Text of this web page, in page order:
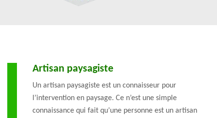
Artisan paysagiste
Un artisan paysagiste est un connaisseur pour
l’intervention en paysage. Ce n’est une simple
connaissance qui fait qu’une personne est un artisan